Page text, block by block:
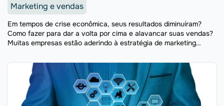
Marketing e vendas
Em tempos de crise econômica, seus resultados diminuíram?
Como fazer para dar a volta por cima e alavancar suas vendas?
Muitas empresas estão aderindo à estratégia de marketing